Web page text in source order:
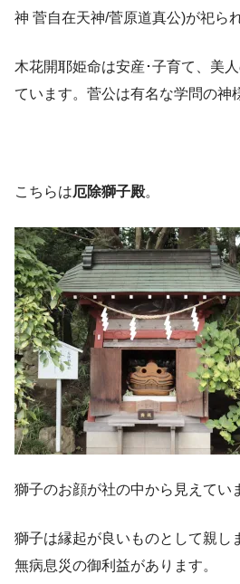
神 菅自在天神/菅原道真公)が祀ら
木花開耶姫命は安産･子育て、美
ています。菅公は有名な学問の神
こちらは厄除獅子殿。
獅子のお顔が社の中から見えてい
獅子は縁起が良いものとして親し
無病息災の御利益があります。